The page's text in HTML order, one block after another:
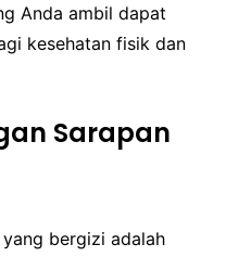
Anda ambil dapat
kesehatan fisik dan
Sarapan
bergizi adalah